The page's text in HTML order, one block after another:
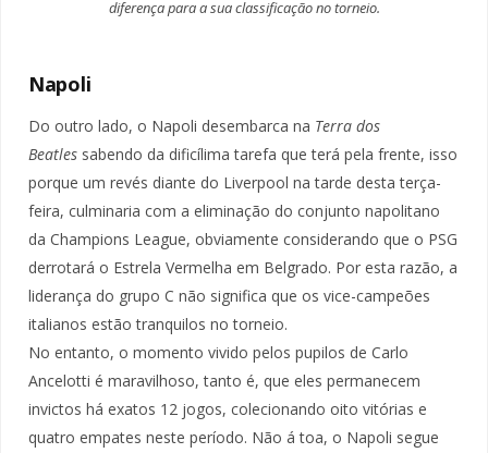
diferença para a sua classificação no torneio.
Napoli
Do outro lado, o Napoli desembarca na Terra dos
Beatles sabendo da dificílima tarefa que terá pela frente, isso
porque um revés diante do Liverpool na tarde desta terça-
feira, culminaria com a eliminação do conjunto napolitano
da Champions League, obviamente considerando que o PSG
derrotará o Estrela Vermelha em Belgrado. Por esta razão, a
liderança do grupo C não significa que os vice-campeões
italianos estão tranquilos no torneio.
No entanto, o momento vivido pelos pupilos de Carlo
Ancelotti é maravilhoso, tanto é, que eles permanecem
invictos há exatos 12 jogos, colecionando oito vitórias e
quatro empates neste período. Não á toa, o Napoli segue